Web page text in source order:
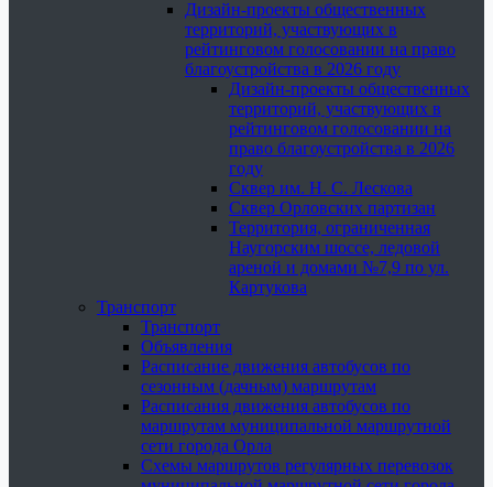
Дизайн-проекты общественных
территорий, участвующих в
рейтинговом голосовании на право
благоустройства в 2026 году
Дизайн-проекты общественных
территорий, участвующих в
рейтинговом голосовании на
право благоустройства в 2026
году
Сквер им. Н. С. Лескова
Сквер Орловских партизан
Территория, ограниченная
Наугорским шоссе, ледовой
ареной и домами №7,9 по ул.
Картукова
Транспорт
Транспорт
Объявления
Расписание движения автобусов по
сезонным (дачным) маршрутам
Расписания движения автобусов по
маршрутам муниципальной маршрутной
сети города Орла
Схемы маршрутов регулярных перевозок